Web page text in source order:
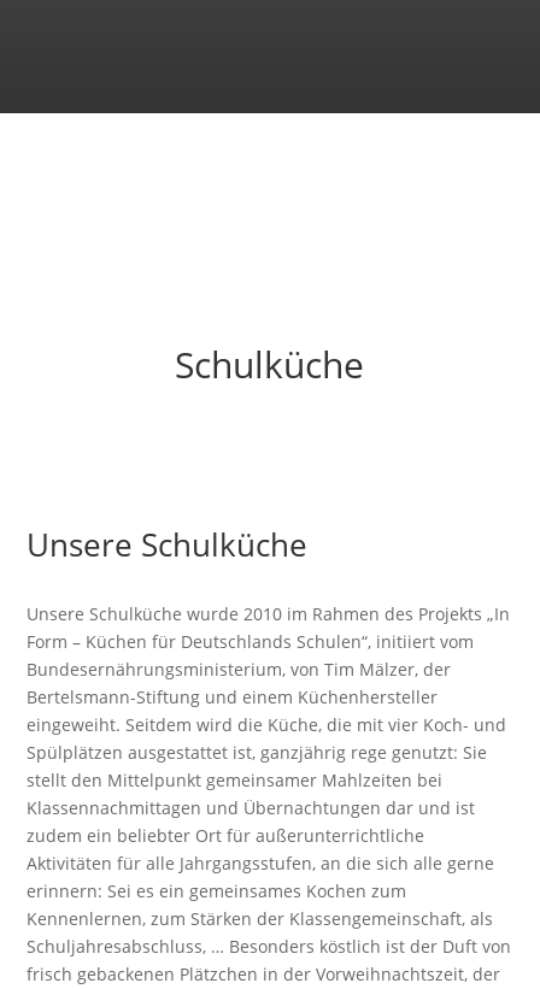
Schulküche
Unsere Schulküche
Unsere Schulküche wurde 2010 im Rahmen des Projekts „In
Form – Küchen für Deutschlands Schulen“, initiiert vom
Bundesernährungsministerium, von Tim Mälzer, der
Bertelsmann-Stiftung und einem Küchenhersteller
eingeweiht. Seitdem wird die Küche, die mit vier Koch- und
Spülplätzen ausgestattet ist, ganzjährig rege genutzt: Sie
stellt den Mittelpunkt gemeinsamer Mahlzeiten bei
Klassennachmittagen und Übernachtungen dar und ist
zudem ein beliebter Ort für außerunterrichtliche
Aktivitäten für alle Jahrgangsstufen, an die sich alle gerne
erinnern: Sei es ein gemeinsames Kochen zum
Kennenlernen, zum Stärken der Klassengemeinschaft, als
Schuljahresabschluss, … Besonders köstlich ist der Duft von
frisch gebackenen Plätzchen in der Vorweihnachtszeit, der